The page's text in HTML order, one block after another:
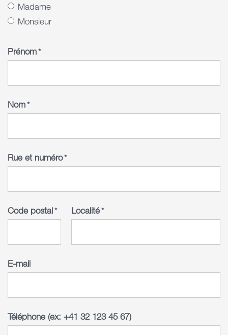
Madame
Monsieur
Prénom*
Nom*
Rue et numéro*
Code postal* Localité*
E-mail
Téléphone (ex: +41 32 123 45 67)